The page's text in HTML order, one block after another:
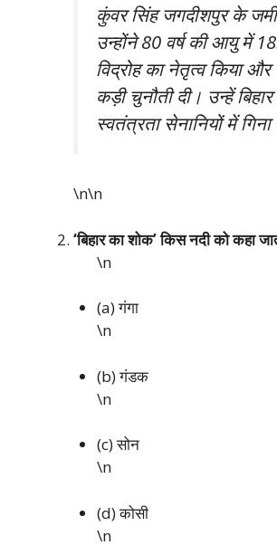
कुंवर सिंह जगदीशपुर के
उन्होंने 80 वर्ष की आयु में
विद्रोह का नेतृत्व किया
कड़ी चुनौती दी। उन्हें
स्वतंत्रता सेनानियों में
\n\n
‘बिहार का शोक’ किस नदी को कहा
\n
(a) गंगा
\n
(b) गंडक
\n
(c) सोन
\n
(d) कोसी
\n